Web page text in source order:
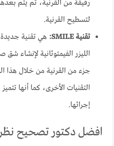
رقيقة من القرنية، ثم يتم
لتسطيح القرنية.
تقنية SMILE:
هي تقنية
الليزر الفيمتوثانية لإنشاء شق
جزء من القرنية من خلال هذا
التقنيات الأخرى، كما أنها
إجرائها.
افضل دكتور تصحيح